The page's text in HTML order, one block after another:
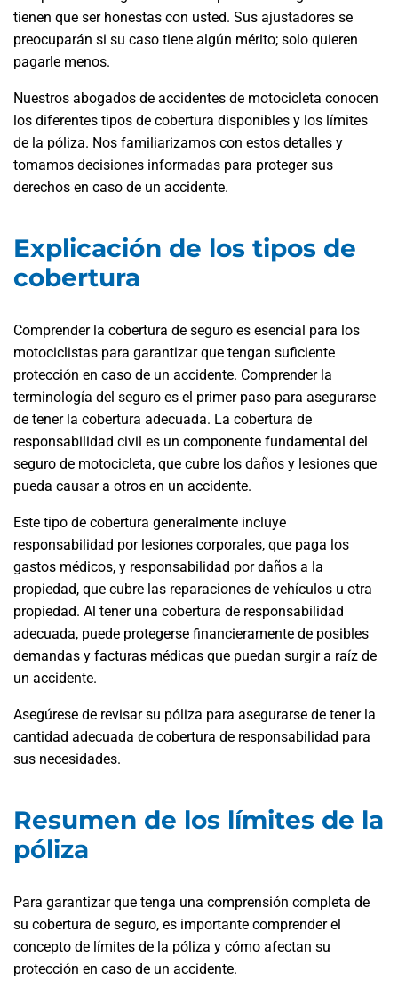
tienen que ser honestas con usted. Sus ajustadores se
preocuparán si su caso tiene algún mérito; solo quieren
pagarle menos.
Nuestros abogados de accidentes de motocicleta conocen
los diferentes tipos de cobertura disponibles y los límites
de la póliza. Nos familiarizamos con estos detalles y
tomamos decisiones informadas para proteger sus
derechos en caso de un accidente.
Explicación de los tipos de
cobertura
Comprender la cobertura de seguro es esencial para los
motociclistas para garantizar que tengan suficiente
protección en caso de un accidente. Comprender la
terminología del seguro es el primer paso para asegurarse
de tener la cobertura adecuada. La cobertura de
responsabilidad civil es un componente fundamental del
seguro de motocicleta, que cubre los daños y lesiones que
pueda causar a otros en un accidente.
Este tipo de cobertura generalmente incluye
responsabilidad por lesiones corporales, que paga los
gastos médicos, y responsabilidad por daños a la
propiedad, que cubre las reparaciones de vehículos u otra
propiedad. Al tener una cobertura de responsabilidad
adecuada, puede protegerse financieramente de posibles
demandas y facturas médicas que puedan surgir a raíz de
un accidente.
Asegúrese de revisar su póliza para asegurarse de tener la
cantidad adecuada de cobertura de responsabilidad para
sus necesidades.
Resumen de los límites de la
póliza
Para garantizar que tenga una comprensión completa de
su cobertura de seguro, es importante comprender el
concepto de límites de la póliza y cómo afectan su
protección en caso de un accidente.